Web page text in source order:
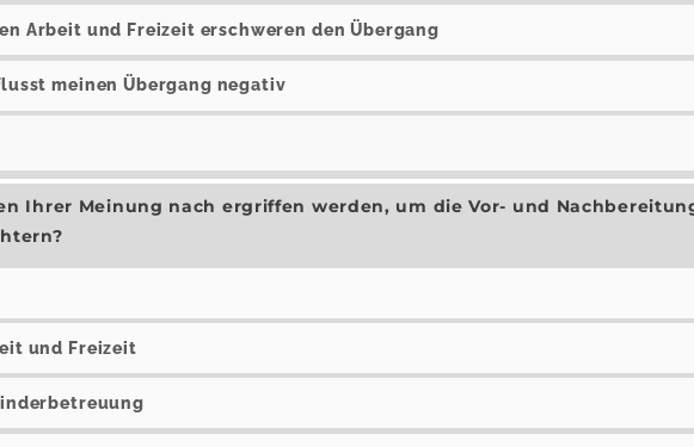
Arbeit und Freizeit erschweren den Übergang
meinen Übergang negativ
Ihrer Meinung nach ergriffen werden, um die Vor- und
und Freizeit